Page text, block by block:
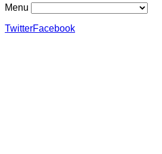
Menu
TwitterFacebook